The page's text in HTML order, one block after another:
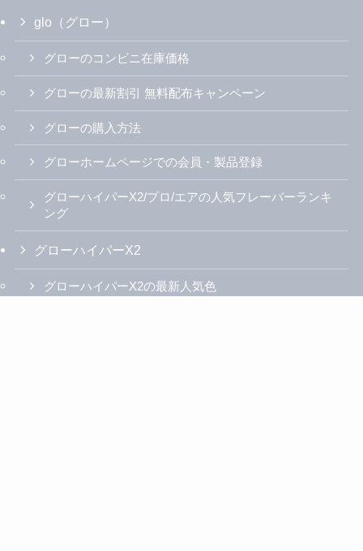
glo（グロー）
グローのコンビニ在庫価格
グローの最新割引 無料配布キャンペーン
グローの購入方法
グローホームページでの会員・製品登録
グローハイパーX2/プロ/エアの人気フレーバーランキ
ング
グローハイパーX2
グローハイパーX2の最新人気色